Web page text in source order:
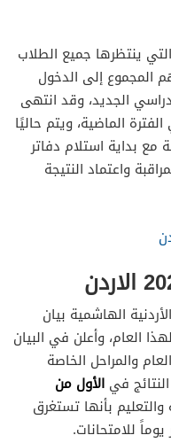
ينتظرها جميع الطلاب
المجموع إلى الدخول
الجديد، وقد انتهى
الماضية، ويتم حاليًا
مرحلة مختلفة مع بداية استلام دفاتر
واعتماد النتيجة
الهاشمية بيان
العام، وأعلن في البيان
والمراحل الخاصة
في الأول من
والتعليم بأنها تستغرق
للامتحانات.